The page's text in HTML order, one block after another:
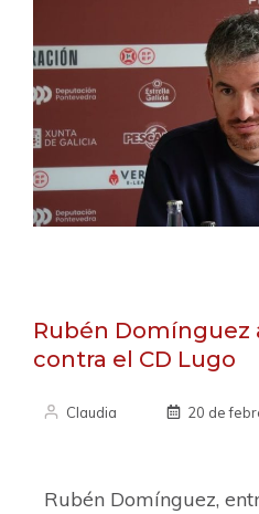
Rubén Domínguez
contra el CD Lugo
Claudia 20 de
Rubén Domínguez,